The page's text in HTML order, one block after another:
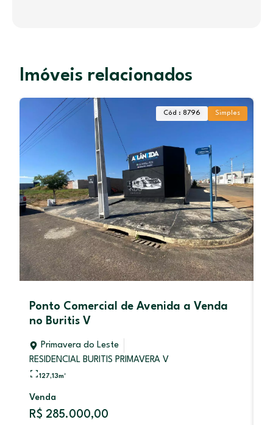
Imóveis relacionados
Cód : 8796 Simples
Ponto Comercial de Avenida a Venda
no Buritis V
Primavera do Leste
RESIDENCIAL BURITIS PRIMAVERA V
127,13m²
Venda
R$ 285.000,00